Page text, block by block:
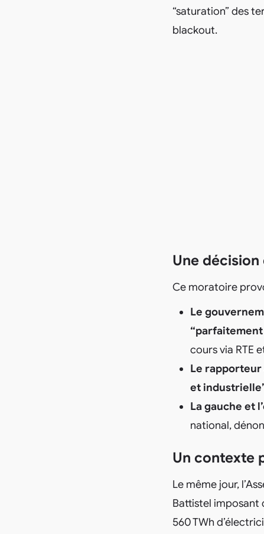
“saturation” des
blackout.
Une
Ce moratoire
Le
cours via RTE
Le rapporteur
et
La gauche et
national,
Un contexte
Le même jour,
Battistel imposant
560 TWh